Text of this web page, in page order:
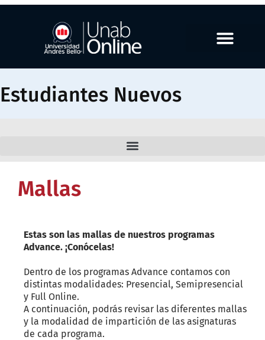
Estudiantes Nuevos
Mallas
Estas son las mallas de nuestros programas
Advance. ¡Conócelas!
Dentro de los programas Advance contamos con
distintas modalidades: Presencial, Semipresencial
y Full Online.
A continuación, podrás revisar las diferentes mallas
y la modalidad de impartición de las asignaturas
de cada programa.